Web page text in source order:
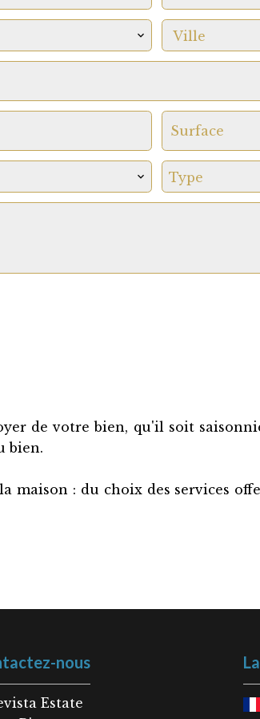
Ville
Type
de votre bien, qu'il soit
bien.
maison : du choix des services
nous
Estate